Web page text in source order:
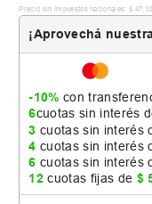
Precio sin impuestos nacionales: $ 47
¡Aprovechá
-10% con
6cuotas sin interés
3 cuotas sin interés
4 cuotas sin interés
6 cuotas sin interés
12 cuotas fijas de $